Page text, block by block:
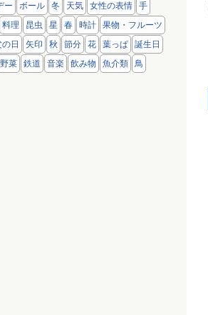
ー
ボール 冬 天気 女性の表情
手
料理 昆虫 星 春 時計
果物・フルーツ
日 矢印 秋 節分 花 葉っぱ
誕生日
野菜 鉄道 音楽 飲み物 魚介類 鳥